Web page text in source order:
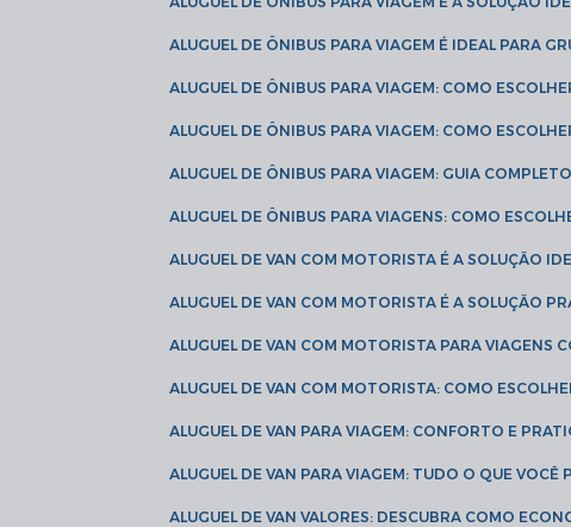
ALUGUEL DE ÔNIBUS PARA VIAGEM É IDEAL PARA
ALUGUEL DE ÔNIBUS PARA VIAGEM: COMO
ALUGUEL DE ÔNIBUS PARA VIAGEM: COMO
ALUGUEL DE ÔNIBUS PARA VIAGEM: GUIA
ALUGUEL DE ÔNIBUS PARA VIAGENS: COMO
ALUGUEL DE VAN COM MOTORISTA É A SOLUÇÃO
ALUGUEL DE VAN COM MOTORISTA É A SOLUÇÃO
ALUGUEL DE VAN COM MOTORISTA PARA VIAGENS
ALUGUEL DE VAN COM MOTORISTA: COMO
ALUGUEL DE VAN PARA VIAGEM: CONFORTO E
ALUGUEL DE VAN PARA VIAGEM: TUDO O QUE VOCÊ
ALUGUEL DE VAN VALORES: DESCUBRA COMO